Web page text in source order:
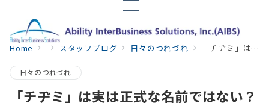
Home スタッフブログ 日々のつれづれ 「チヂミ」は実は正式な名前ではない？
日々のつれづれ
「チヂミ」は実は正式な名前ではない？